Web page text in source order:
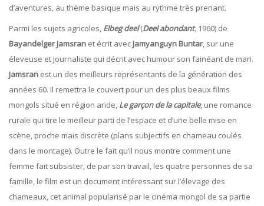
d’aventures, au thème basique mais au rythme très prenant.
Parmi les sujets agricoles, Elbeg deel(Deel abondant, 1960) de
Bayandelger Jamsran et écrit avec Jamyanguyn Buntar, sur une
éleveuse et journaliste qui décrit avec humour son fainéant de mari.
Jamsran est un des meilleurs représentants de la génération des
années 60. Il remettra le couvert pour un des plus beaux films
mongols situé en région aride, Legarçon de la capitale, une romance
rurale qui tire le meilleur parti de l’espace et d’une belle mise en
scène, proche mais discrète (plans subjectifs en chameau coulés
dans le montage). Outre le fait qu’il nous montre comment une
femme fait subsister, de par son travail, les quatre personnes de sa
famille, le film est un document intéressant sur l’élevage des
chameaux, cet animal popularisé par le cinéma mongol de sa partie